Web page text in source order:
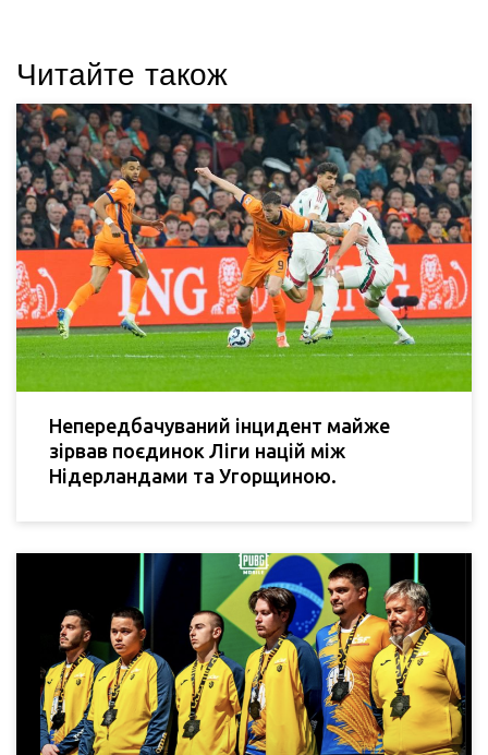
Читайте також
Непередбачуваний інцидент майже
зірвав поєдинок Ліги націй між
Нідерландами та Угорщиною.